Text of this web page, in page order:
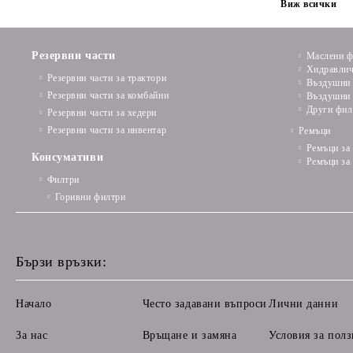
Виж всички
Резервни части
Резервни части за трактори
Резервни части за комбайни
Резервни части за хедери
Резервни части за инвентар
Консумативи
Филтри
Горивни филтри
Маслени
Въздушни
Въздушни
Други
Ремъци
Ремъци за
Ремъци
Бързи връзки:
Начало
За нас
Често задавани въпроси
Връщане и замяна
Лични данни
Условия за